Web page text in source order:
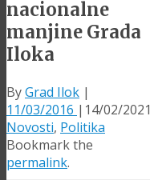
nacionalne
manjine Grada
Iloka
ByGrad Ilok |
11/03/2016 | 14/02/2021
Novosti, Politika
Bookmark the
permalink.